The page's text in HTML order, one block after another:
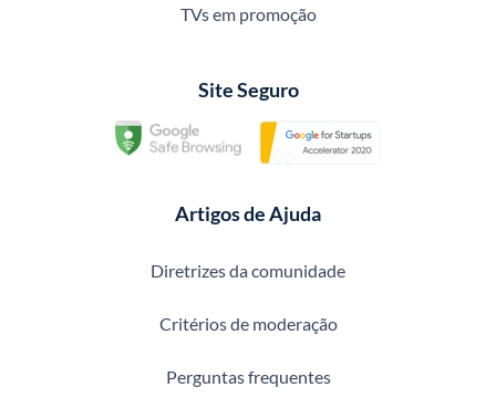
TVs em promoção
Site Seguro
Artigos de Ajuda
Diretrizes da comunidade
Critérios de moderação
Perguntas frequentes